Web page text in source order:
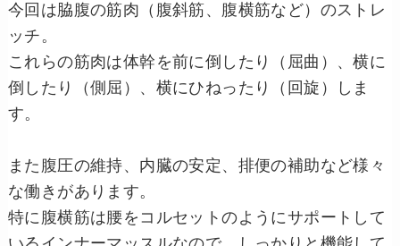
今回は脇腹の筋肉（腹斜筋、腹横筋など）のストレ
ッチ。
これらの筋肉は体幹を前に倒したり（屈曲）、横に
倒したり（側屈）、横にひねったり（回旋）しま
す。
また腹圧の維持、内臓の安定、排便の補助など様々
な働きがあります。
特に腹横筋は腰をコルセットのようにサポートして